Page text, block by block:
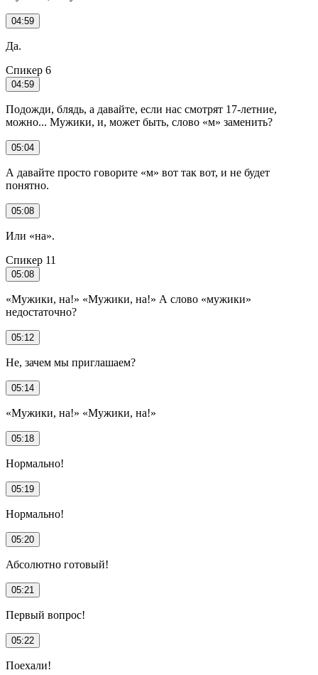
04:59
Да.
Спикер 6
04:59
Подожди, блядь, а давайте, если нас смотрят 17-летние,
можно... Мужики, и, может быть, слово «м» заменить?
05:04
А давайте просто говорите «м» вот так вот, и не будет
понятно.
05:08
Или «на».
Спикер 11
05:08
«Мужики, на!» «Мужики, на!» А слово «мужики»
недостаточно?
05:12
Не, зачем мы приглашаем?
05:14
«Мужики, на!» «Мужики, на!»
05:18
Нормально!
05:19
Нормально!
05:20
Абсолютно готовый!
05:21
Первый вопрос!
05:22
Поехали!